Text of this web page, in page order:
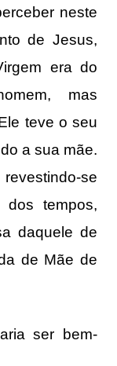
neste
de Jesus,
era do
mas
teve o seu
a sua mãe.
se
dos tempos,
daquele de
de Mãe de
bem-